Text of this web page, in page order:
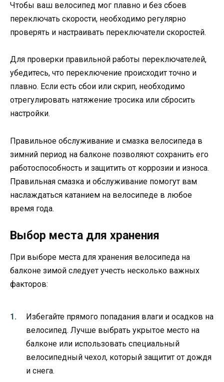
Чтобы ваш велосипед мог плавно и без сбоев
переключать скорости, необходимо регулярно
проверять и настраивать переключатели скоростей.
Для проверки правильной работы переключателей,
убедитесь, что переключение происходит точно и
плавно. Если есть сбои или скрип, необходимо
отрегулировать натяжение тросика или сбросить
настройки.
Правильное обслуживание и смазка велосипеда в
зимний период на балконе позволяют сохранить его
работоспособность и защитить от коррозии и износа.
Правильная смазка и обслуживание помогут вам
наслаждаться катанием на велосипеде в любое
время года.
Выбор места для хранения
При выборе места для хранения велосипеда на
балконе зимой следует учесть несколько важных
факторов:
Избегайте прямого попадания влаги и осадков на
велосипед. Лучше выбрать укрытое место на
балконе или использовать специальный
велосипедный чехол, который защитит от дождя
и снега.